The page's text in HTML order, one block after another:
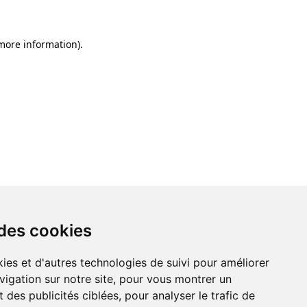
cookies
et d'autres technologies de suivi pour améliorer
sur notre site, pour vous montrer un
des publicités ciblées, pour analyser le trafic de
information).